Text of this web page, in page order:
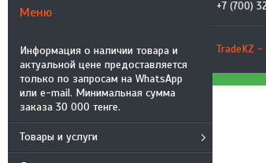
Информация о наличии товара и
актуальной цене предоставляется
только по запросам на WhatsApp
или e-mail. Минимальная сумма
заказа 30 000 тенге.
Товары и услуги
+7 (700)
TradeKZ -